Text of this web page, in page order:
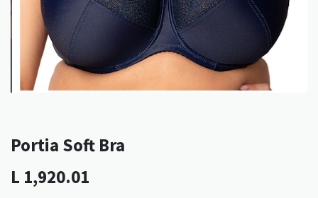
Portia Soft Bra
L 1,920.01